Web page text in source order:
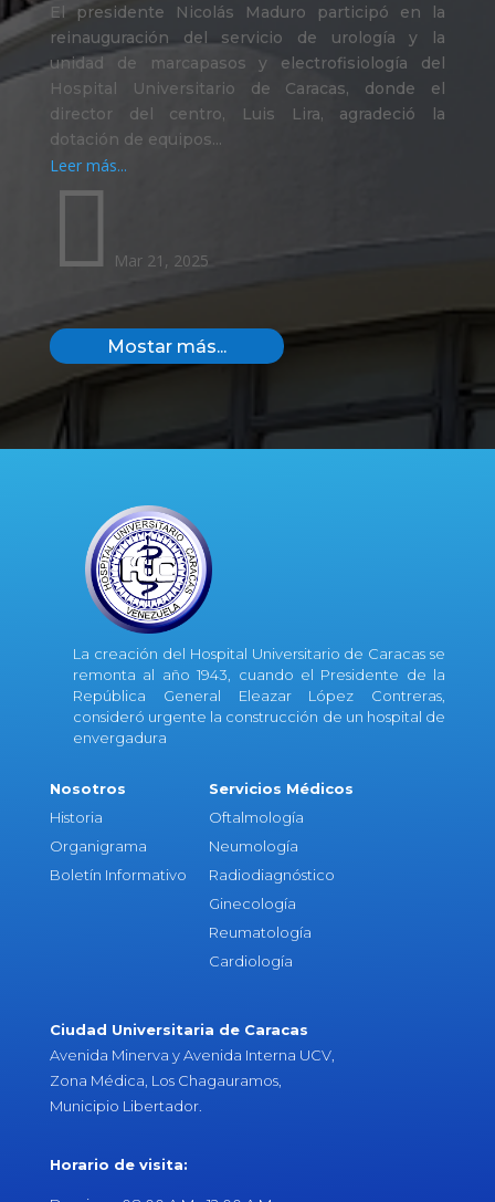
El presidente Nicolás Maduro participó en la
reinauguración del servicio de urología y la
unidad de marcapasos y electrofisiología del
Hospital Universitario de Caracas, donde el
director del centro, Luis Lira, agradeció la
dotación de equipos...
Leer más...
 Mar 21, 2025
Mostar más...
La creación del Hospital Universitario de Caracas se
remonta al año 1943, cuando el Presidente de la
República General Eleazar López Contreras,
consideró urgente la construcción de un hospital de
envergadura
Nosotros
Historia
Organigrama
Boletín Informativo
Servicios Médicos
Oftalmología
Neumología
Radiodiagnóstico
Ginecología
Reumatología
Cardiología
Ciudad Universitaria de Caracas
Avenida Minerva y Avenida Interna UCV,
Zona Médica, Los Chagauramos,
Municipio Libertador.
Horario de visita: